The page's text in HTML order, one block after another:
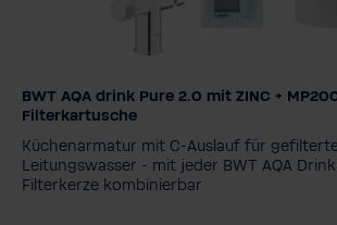
Filterkartusche
MyAQUA Taste
ZINC + MP200
BWT AQA drink Pure 2.0 mit ZINC +
Filterkartusche
Küchenarmatur mit C-Auslauf für
Leitungswasser - mit jeder BWT AQA Drink
Filterkerze kombinierbar